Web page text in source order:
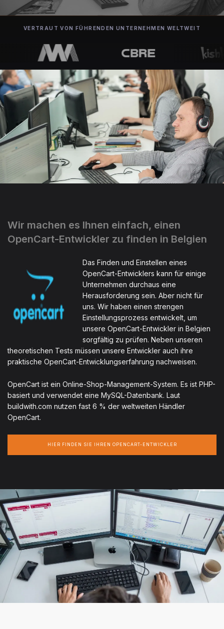
VERTRAUT VON FÜHRENDEN UNTERNEHMEN WELTWEIT
Wir machen es Ihnen einfach, einen
OpenCart-Entwickler zu finden in Belgien
Das Finden und Einstellen eines
OpenCart-Entwicklers kann für einige
Unternehmen durchaus eine
Herausforderung sein. Aber nicht für
uns. Wir haben einen strengen
Einstellungsprozess entwickelt, um
unsere OpenCart-Entwickler in Belgien
sorgfältig zu prüfen. Neben unseren
theoretischen Tests müssen unsere Entwickler auch ihre
praktische OpenCart-Entwicklungserfahrung nachweisen.
OpenCart ist ein Online-Shop-Management-System. Es ist PHP-
basiert und verwendet eine MySQL-Datenbank. Laut
buildwith.com nutzen fast 6 % der weltweiten Händler
OpenCart.
HIER FINDEN SIE IHREN OPENCART-ENTWICKLER